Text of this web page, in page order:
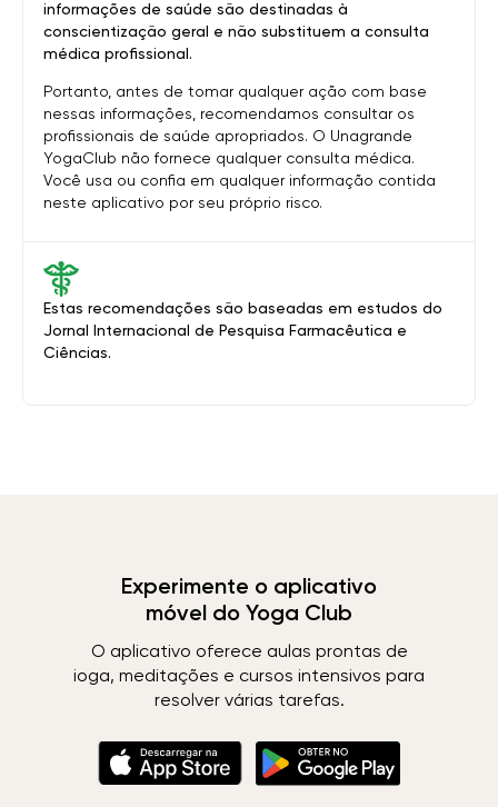
Estas recomendações são baseadas em estudos do
Jornal Internacional de Pesquisa Farmacêutica e
Ciências.
informações de saúde são destinadas à
conscientização geral e não substituem a consulta
médica profissional.
Portanto, antes de tomar qualquer ação com base
nessas informações, recomendamos consultar os
profissionais de saúde apropriados. O Unagrande
YogaClub não fornece qualquer consulta médica.
Você usa ou confia em qualquer informação contida
neste aplicativo por seu próprio risco.
Experimente o aplicativo
móvel do Yoga Club
O aplicativo oferece aulas prontas de
ioga, meditações e cursos intensivos para
resolver várias tarefas.